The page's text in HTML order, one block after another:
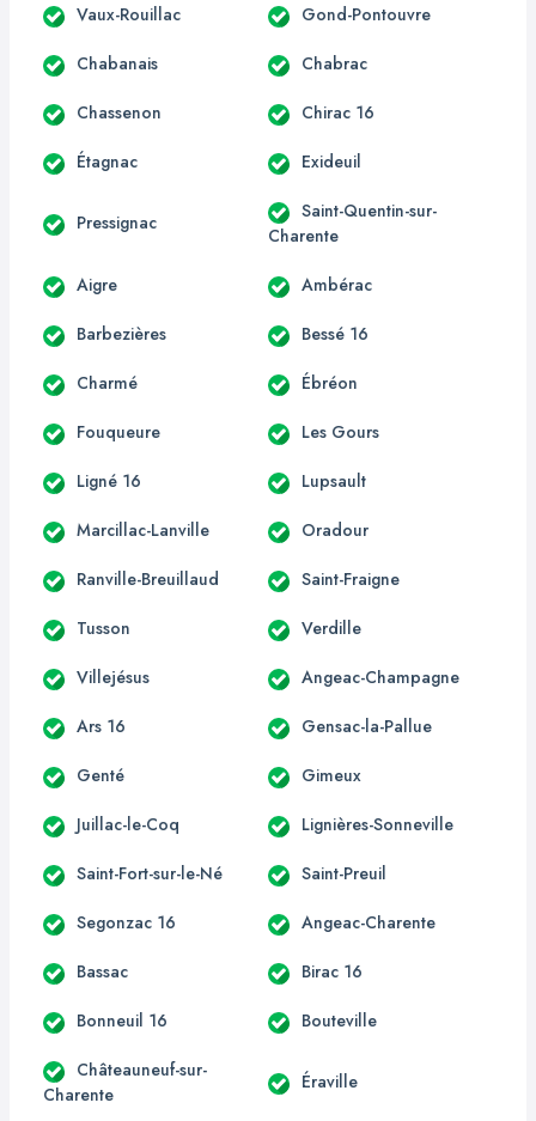
Vaux-Rouillac Gond-Pontouvre
Chabanais Chabrac
Chassenon Chirac 16
Étagnac Exideuil
Pressignac
Saint-Quentin-sur-
Charente
Aigre Ambérac
Barbezières Bessé 16
Charmé Ébréon
Fouqueure Les Gours
Ligné 16 Lupsault
Marcillac-Lanville Oradour
Ranville-Breuillaud Saint-Fraigne
Tusson Verdille
Villejésus Angeac-Champagne
Ars 16 Gensac-la-Pallue
Genté Gimeux
Juillac-le-Coq Lignières-Sonneville
Saint-Fort-sur-le-Né Saint-Preuil
Segonzac 16 Angeac-Charente
Bassac Birac 16
Bonneuil 16 Bouteville
Châteauneuf-sur-
Charente
Éraville